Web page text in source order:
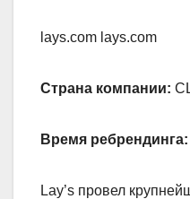
lays.com lays.com
Страна компании:
Время ребрендинга:
Lay’s провел